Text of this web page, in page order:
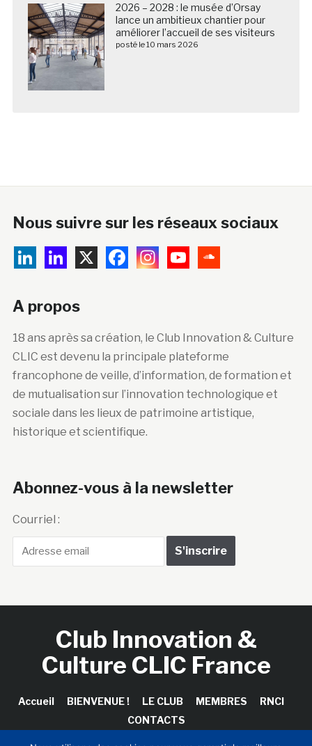
2026 – 2028 : le musée d’Orsay
lance un ambitieux chantier pour
améliorer l’accueil de ses visiteurs
posté le 10 mars 2026
Nous suivre sur les réseaux sociaux
A propos
18 ans après sa création, le Club Innovation & Culture
CLIC est devenu la principale plateforme
francophone de veille, d’information, de formation et
de mutualisation sur l’innovation technologique et
sociale dans les lieux de patrimoine artistique,
historique et scientifique.
Abonnez-vous à la newsletter
Courriel :
Club Innovation &
Culture CLIC France
Accueil BIENVENUE ! LE CLUB MEMBRES
RNCI
CONTACTS